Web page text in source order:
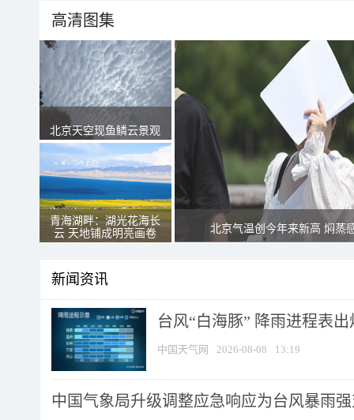
高清图集
北京天空现鱼鳞云景观
青海湖畔：湖光花海长
云 天地铺成明亮画卷
北京气温创今年来新高 焖蒸
新闻资讯
台风“白海豚” 降雨进程表
中国天气网 2026-08-08 13:19
中国气象局升级调整应急响应为台风暴雨